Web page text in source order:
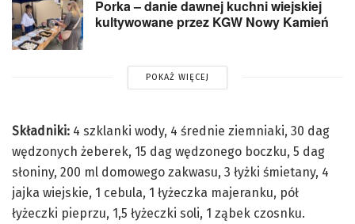
Porka – danie dawnej kuchni wiejskiej
kultywowane przez KGW Nowy Kamień
POKAŻ WIĘCEJ
Składniki: 4 szklanki wody, 4 średnie ziemniaki, 30 dag
wędzonych żeberek, 15 dag wędzonego boczku, 5 dag
słoniny, 200 ml domowego zakwasu, 3 łyżki śmietany, 4
jajka wiejskie, 1 cebula, 1 łyżeczka majeranku, pół
łyżeczki pieprzu, 1,5 łyżeczki soli, 1 ząbek czosnku.